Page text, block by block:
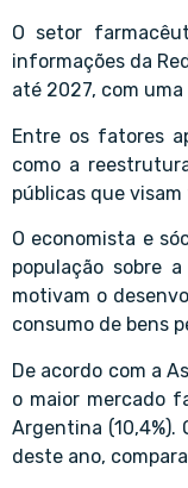
O setor
informações da
até 2027, com
Entre os fatores
como a
públicas que
O economista e
população sobre
motivam o
consumo de bens
De acordo com a
o maior mercado
Argentina (10,4%).
deste ano,